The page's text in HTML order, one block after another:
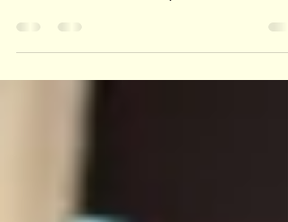
Dimanche 31 mai dernier, notre paroisse
communion. La paroisse remercie...